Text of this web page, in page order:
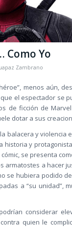
Como Yo
Zambrano
menos aún,
el espectador se
de ficción de
dotar a sus
balacera y violencia
y
se presenta
a hacer
se hubiera podido
a “su unidad”,
considerar
quien le